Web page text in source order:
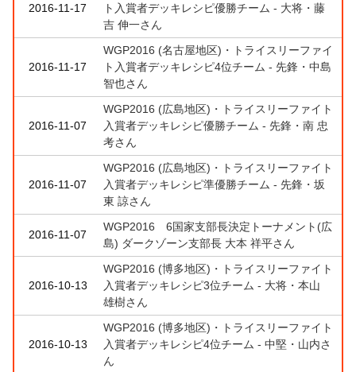
2016-11-17
ト入賞者デッキレシピ優勝チーム - 大将・藤
吉 伸一さん
2016-11-17
WGP2016 (名古屋地区)・トライスリーファイ
ト入賞者デッキレシピ4位チーム - 先鋒・中島
智也さん
2016-11-07
WGP2016 (広島地区)・トライスリーファイト
入賞者デッキレシピ優勝チーム - 先鋒・南 忠
考さん
2016-11-07
WGP2016 (広島地区)・トライスリーファイト
入賞者デッキレシピ準優勝チーム - 先鋒・坂
東 諒さん
2016-11-07
WGP2016 6国家支部長決定トーナメント(広
島) ダークゾーン支部長 大本 祥平さん
2016-10-13
WGP2016 (博多地区)・トライスリーファイト
入賞者デッキレシピ3位チーム - 大将・本山
雄樹さん
2016-10-13
WGP2016 (博多地区)・トライスリーファイト
入賞者デッキレシピ4位チーム - 中堅・山内さ
ん